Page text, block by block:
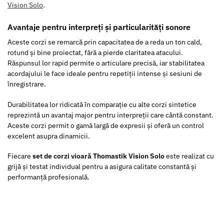
Vision Solo.
Avantaje pentru interpreți și particularități sonore
Aceste corzi se remarcă prin capacitatea de a reda un ton cald,
rotund și bine proiectat, fără a pierde claritatea atacului.
Răspunsul lor rapid permite o articulare precisă, iar stabilitatea
acordajului le face ideale pentru repetiții intense și sesiuni de
înregistrare.
Durabilitatea lor ridicată în comparație cu alte corzi sintetice
reprezintă un avantaj major pentru interpreții care cântă constant.
Aceste corzi permit o gamă largă de expresii și oferă un control
excelent asupra dinamicii.
Fiecare set de corzi vioară Thomastik Vision Soloeste realizat cu
grijă și testat individual pentru a asigura calitate constantă și
performanță profesională.